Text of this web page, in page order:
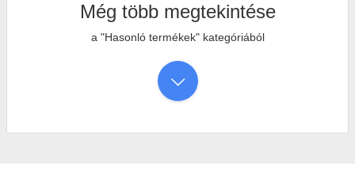
Még több megtekintése
a "Hasonló termékek" kategóriából